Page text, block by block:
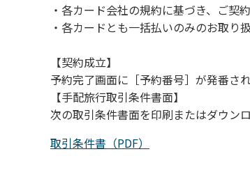
（４）キャンプ場の管理者や地
・各カード会社の規約に基づき、ご契
・各カードとも一括払いのみのお取り
【契約成立】
予約完了画面に［予約番号］が発番さ
【手配旅行取引条件書面】
次の取引条件書面を印刷またはダウン
取引条件書（PDF）